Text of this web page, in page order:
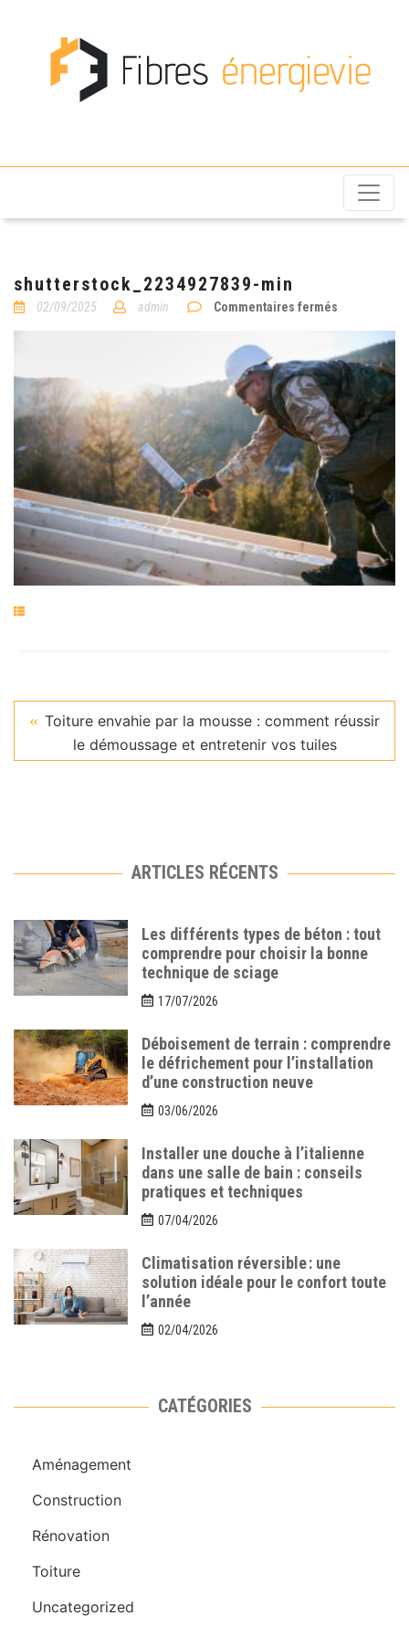
shutterstock_2234927839-min
02/09/2025 admin Commentaires fermés
min
Toiture envahie par la mousse : comment réussir
le démoussage et entretenir vos tuiles
ARTICLES RÉCENTS
Les différents types de béton : tout
comprendre pour choisir la bonne
technique de sciage
17/07/2026
Déboisement de terrain : comprendre
le défrichement pour l’installation
d’une construction neuve
03/06/2026
Installer une douche à l’italienne
dans une salle de bain : conseils
pratiques et techniques
07/04/2026
Climatisation réversible : une
solution idéale pour le confort toute
l’année
02/04/2026
CATÉGORIES
Aménagement
Construction
Rénovation
Toiture
Uncategorized